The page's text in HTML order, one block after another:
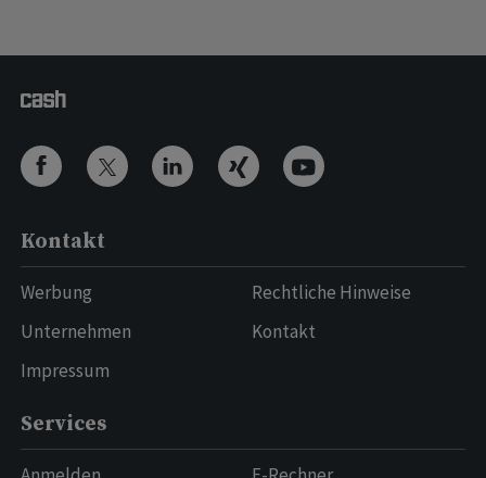
Kontakt
Werbung
Unternehmen
Impressum
Rechtliche Hinweise
Kontakt
Services